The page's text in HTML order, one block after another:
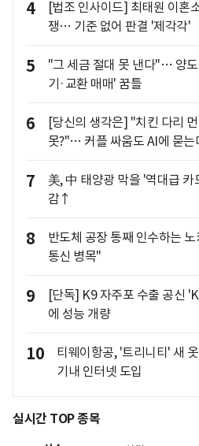
4
[법조 인사이드] 최태원 이혼
쟁… 기준 없어 판결 '제각각'
5
"그 세금 절대 못 낸다"… 양
기·교환 매매' 꿈틀
6
[당신의 생각은] "치킨 다리
못?"… 커플 싸움도 AI에 묻는
7
美, 中 태양광 막을 '역대급
감↑
8
반도체 공장 통째 인수하는
통신 병목"
9
[단독] K9 자주포 수출 공신
에 성능 개량
10
티웨이항공, '트리니티' 새
기내 인터넷 도입
실시간 TOP 종목